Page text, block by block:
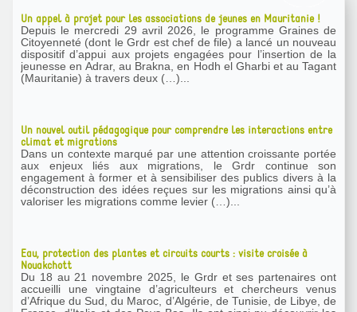
Un appel à projet pour les associations de jeunes en Mauritanie !
Depuis le mercredi 29 avril 2026, le programme Graines de
Citoyenneté (dont le Grdr est chef de file) a lancé un nouveau
dispositif d’appui aux projets engagées pour l’insertion de la
jeunesse en Adrar, au Brakna, en Hodh el Gharbi et au Tagant
(Mauritanie) à travers deux (…)...
Un nouvel outil pédagogique pour comprendre les interactions entre
climat et migrations
Dans un contexte marqué par une attention croissante portée
aux enjeux liés aux migrations, le Grdr continue son
engagement à former et à sensibiliser des publics divers à la
déconstruction des idées reçues sur les migrations ainsi qu’à
valoriser les migrations comme levier (…)...
Eau, protection des plantes et circuits courts : visite croisée à
Nouakchott
Du 18 au 21 novembre 2025, le Grdr et ses partenaires ont
accueilli une vingtaine d’agriculteurs et chercheurs venus
d’Afrique du Sud, du Maroc, d’Algérie, de Tunisie, de Libye, de